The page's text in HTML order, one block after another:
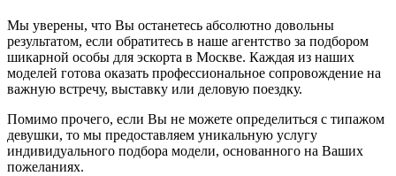
Мы уверены, что Вы останетесь абсолютно довольны
результатом, если обратитесь в наше агентство за подбором
шикарной особы для эскорта в Москве. Каждая из наших
моделей готова оказать профессиональное сопровождение на
важную встречу, выставку или деловую поездку.
Помимо прочего, если Вы не можете определиться с типажом
девушки, то мы предоставляем уникальную услугу
индивидуального подбора модели, основанного на Ваших
пожеланиях.